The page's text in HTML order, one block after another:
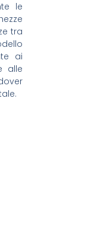
le
tra
ai
alle